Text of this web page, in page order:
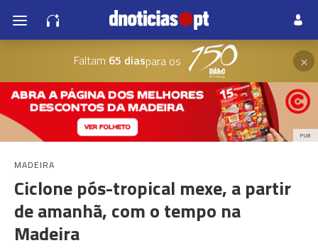
Faltam 65 diaspara os ×
PUB
MADEIRA
Ciclone pós-tropical mexe, a partir
de amanhã, com o tempo na
Madeira